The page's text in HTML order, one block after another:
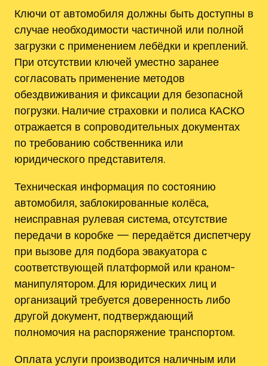
Ключи от автомобиля должны быть доступны в
случае необходимости частичной или полной
загрузки с применением лебёдки и креплений.
При отсутствии ключей уместно заранее
согласовать применение методов
обездвиживания и фиксации для безопасной
погрузки. Наличие страховки и полиса КАСКО
отражается в сопроводительных документах
по требованию собственника или
юридического представителя.
Техническая информация по состоянию
автомобиля, заблокированные колёса,
неисправная рулевая система, отсутствие
передачи в коробке — передаётся диспетчеру
при вызове для подбора эвакуатора с
соответствующей платформой или краном-
манипулятором. Для юридических лиц и
организаций требуется доверенность либо
другой документ, подтверждающий
полномочия на распоряжение транспортом.
Оплата услуги производится наличным или